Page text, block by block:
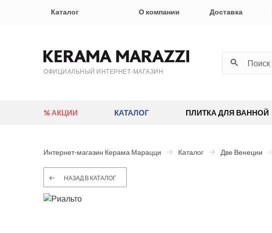
Каталог О компании Доставка
ОФИЦИАЛЬНЫЙ ИНТЕРНЕТ-МАГАЗИН
% АКЦИИ КАТАЛОГ ПЛИТКА ДЛЯ ВАННОЙ
Интернет-магазин Керама Марацци Каталог Две Венеции
НАЗАД В КАТАЛОГ